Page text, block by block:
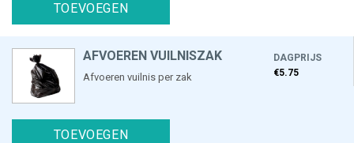
TOEVOEGEN
AFVOEREN VUILNISZAK
Afvoeren vuilnis per zak
DAGPRIJS
€5.75
TOEVOEGEN